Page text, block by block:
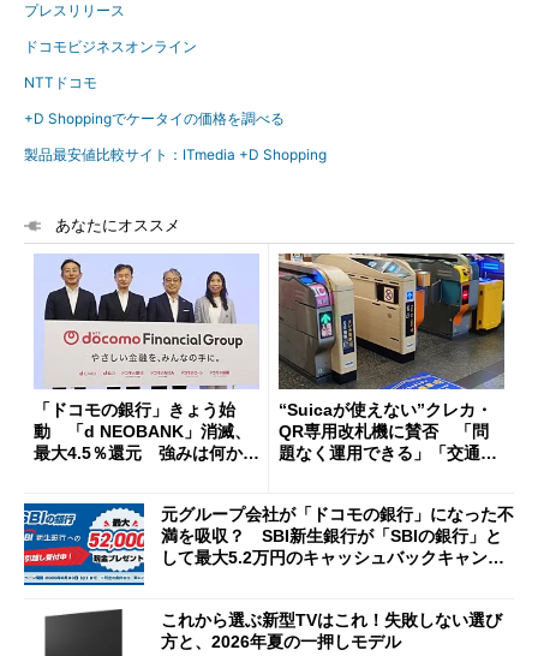
プレスリリース
ドコモビジネスオンライン
NTTドコモ
+D Shoppingでケータイの価格を調べる
製品最安値比較サイト：ITmedia +D Shopping
あなたにオススメ
「ドコモの銀行」きょう始
動 「d NEOBANK」消滅、
最大4.5％還元 強みは何か解
“Suicaが使えない”クレカ・
QR専用改札機に賛否 「問
題なく運用できる」「交通系I
元グループ会社が「ドコモの銀行」になった不
満を吸収？ SBI新生銀行が「SBIの銀行」と
して最大5.2万円のキャッシュバックキャンペ
これから選ぶ新型TVはこれ！失敗しない選び
方と、2026年夏の一押しモデル